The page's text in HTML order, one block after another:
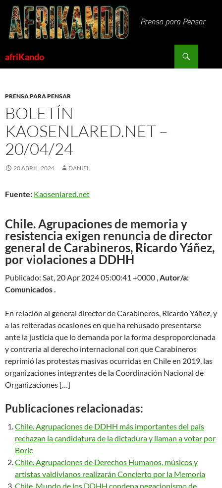
Saltar
contenido
afriKando
PRENSA PARA PENSAR
BOLETÍN
KAOSENLARED.NET –
20/04/24
20 ABRIL, 2024 DANIEL
Fuente: Kaosenlared.net
Chile. Agrupaciones de memoria y
resistencia exigen renuncia de director
general de Carabineros, Ricardo Yáñez,
por violaciones a DDHH
Publicado: Sat, 20 Apr 2024 05:00:41 +0000 ,Autor/a:
Comunicados .
En relación al general director de Carabineros, Ricardo Yáñez, y
a las reiteradas ocasiones en que ha rehusado presentarse
ante la justicia que lo demanda por la forma desproporcionada
y contraria al derecho internacional con que Carabineros
reprimió las protestas masivas ocurridas en Chile en 2019, las
organizaciones integrantes de la Coordinación Nacional de
Organizaciones […]
Publicaciones relacionadas:
Chile. Agrupaciones de DDHH más importantes del país
rechazan la candidatura de la dictadura y llaman a votar por
Boric
Chile. Agrupaciones de Derechos Humanos, músicos y
artistas valdivianos realizarán Concierto por la Memoria
Chile. Mundo de los DDHH condena negacionismo de